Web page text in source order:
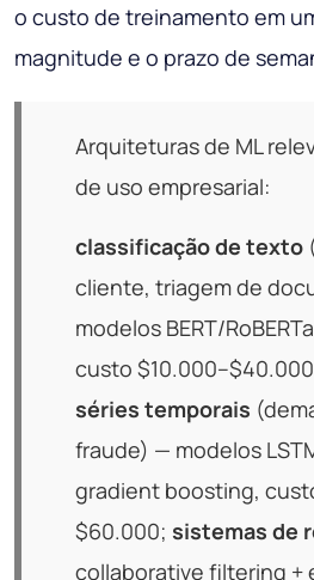
o custo de treinamento em
magnitude e o prazo de
Arquiteturas de ML
de uso empresarial:
classificação de texto
cliente, triagem de
modelos BERT/
custo
séries temporais
fraude) — modelos
gradient boosting,
$60.000; sistemas de
collaborative filtering +